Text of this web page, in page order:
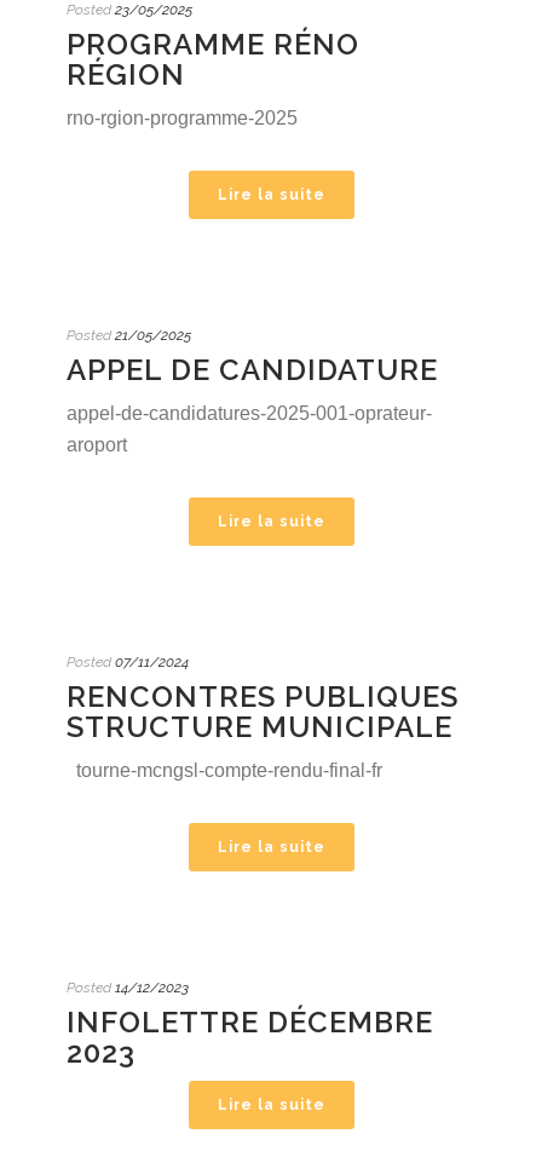
Posted 23/05/2025
PROGRAMME RÉNO
RÉGION
rno-rgion-programme-2025
Lire la suite
Posted 21/05/2025
APPEL DE CANDIDATURE
appel-de-candidatures-2025-001-oprateur-
aroport
Lire la suite
Posted 07/11/2024
RENCONTRES PUBLIQUES
STRUCTURE MUNICIPALE
tourne-mcngsl-compte-rendu-final-fr
Lire la suite
Posted 14/12/2023
INFOLETTRE DÉCEMBRE
2023
Lire la suite